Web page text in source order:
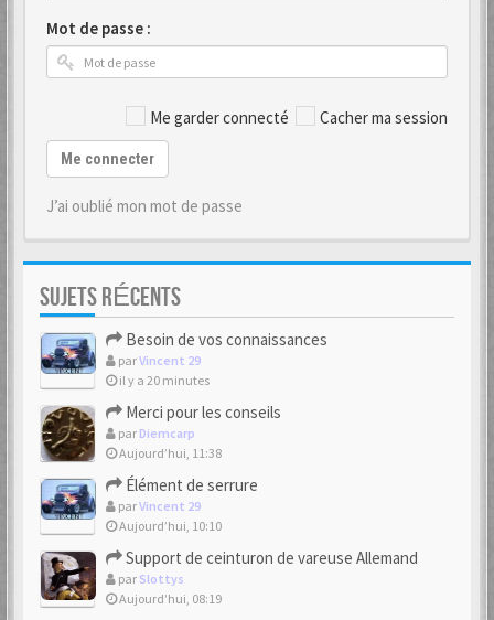
Mot de passe :
Me garder connecté Cacher ma session
Me connecter
J’ai oublié mon mot de passe
SUJETS RÉCENTS
Besoin de vos connaissances
parVincent 29
il y a 20 minutes
Merci pour les conseils
par Diemcarp
Aujourd’hui, 11:38
Élément de serrure
parVincent 29
Aujourd’hui, 10:10
Support de ceinturon de vareuse Allemand
par Slottys
Aujourd’hui, 08:19